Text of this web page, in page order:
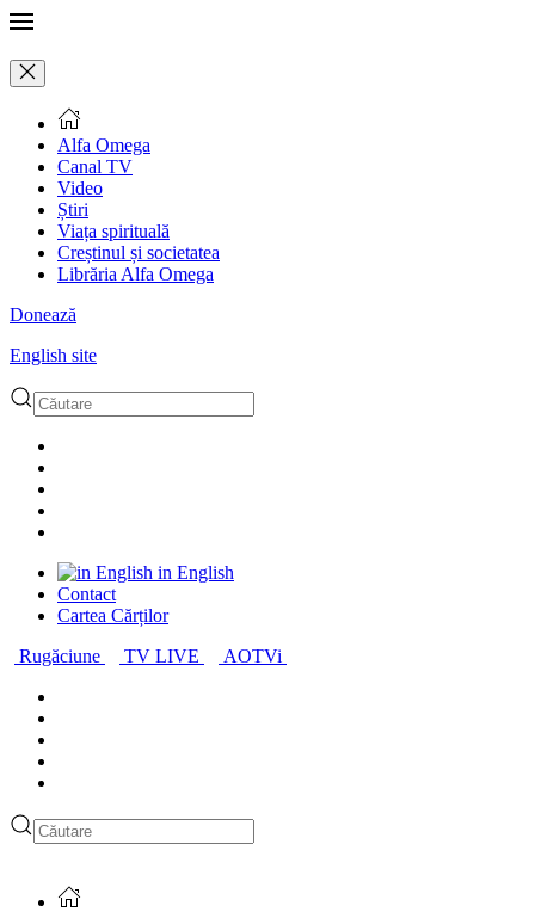
Alfa Omega
Canal TV
Video
Știri
Viața spirituală
Creștinul și societatea
Librăria Alfa Omega
Donează
English site
in English
Contact
Cartea Cărților
Rugăciune
TV LIVE AOTVi